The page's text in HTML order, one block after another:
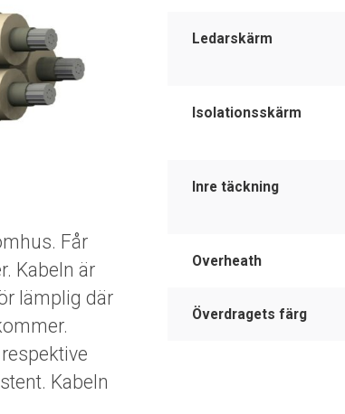
Får
Kabeln är
lämplig där
Kabeln
Ledarskärm
Isolationsskärm
Inre täckning
Overheath
Överdragets färg